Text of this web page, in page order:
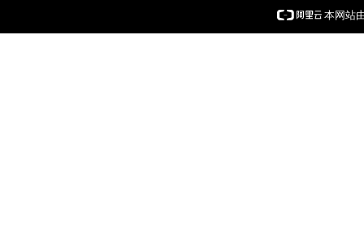
本网站